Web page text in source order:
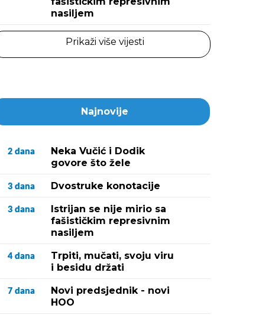
nasiljem
Prikaži više vijesti
Najnovije
2 dana
Neka Vučić i Dodik
govore što žele
3 dana Dvostruke konotacije
3 dana
Istrijan se nije mirio sa
fašističkim represivnim
nasiljem
4 dana
Trpiti, mučati, svoju viru
i besidu držati
7 dana
Novi predsjednik - novi
HOO